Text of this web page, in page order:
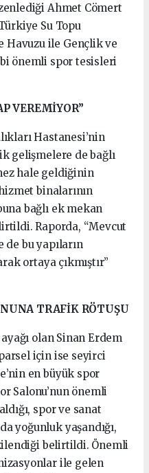
Ahmet Cömert
Su Topu
Havuzu ile Gençlik ve
önemli spor tesisleri
VEREMİYOR”
Hastanesi’nin
gelişmelere de bağlı
hale geldiğinin
binalarının
bağlı ek mekan
Raporda, “Mevcut
bu yapıların
ortaya çıkmıştır”
TRAFİK RÖTUŞU
olan Sinan Erdem
için ise seyirci
en büyük spor
Salonu’nun önemli
spor ve sanat
yoğunluk yaşandığı,
belirtildi. Önemli
ile gelen